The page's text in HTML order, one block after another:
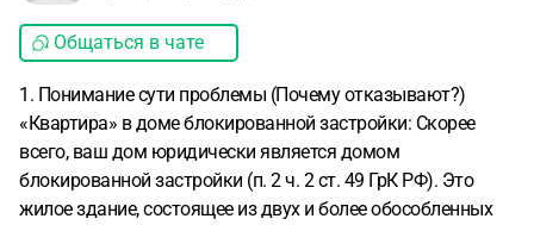
Общаться в чате
1. Понимание сути проблемы (Почему отказывают?)
«Квартира» в доме блокированной застройки: Скорее
всего, ваш дом юридически является домом
блокированной застройки (п. 2 ч. 2 ст. 49 ГрК РФ). Это
жилое здание, состоящее из двух и более обособленных